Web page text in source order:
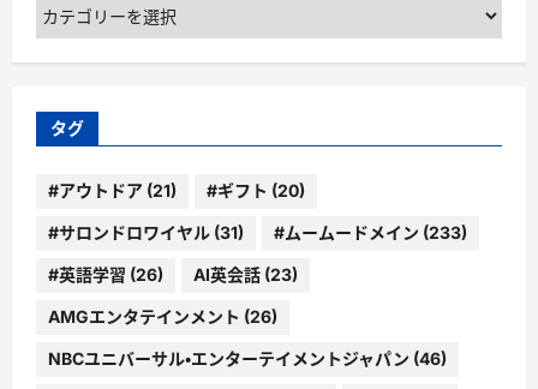
カ
ゴ
ー
タグ
#アウトドア (21) #ギフト (20)
#サロンドロワイヤル (31) #ムームードメイン (233)
#英語学習 (26) AI英会話 (23)
AMGエンタテインメント (26)
NBCユニバーサル・エンターテイメントジャパン (46)